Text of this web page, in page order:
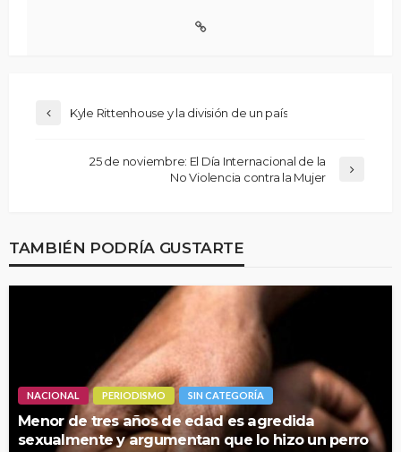
Kyle Rittenhouse y la división de un país
25 de noviembre: El Día Internacional de la
No Violencia contra la Mujer
TAMBIÉN PODRÍA GUSTARTE
NACIONAL PERIODISMO SIN CATEGORÍA
Menor de tres años de edad es agredida
sexualmente y argumentan que lo hizo un perro